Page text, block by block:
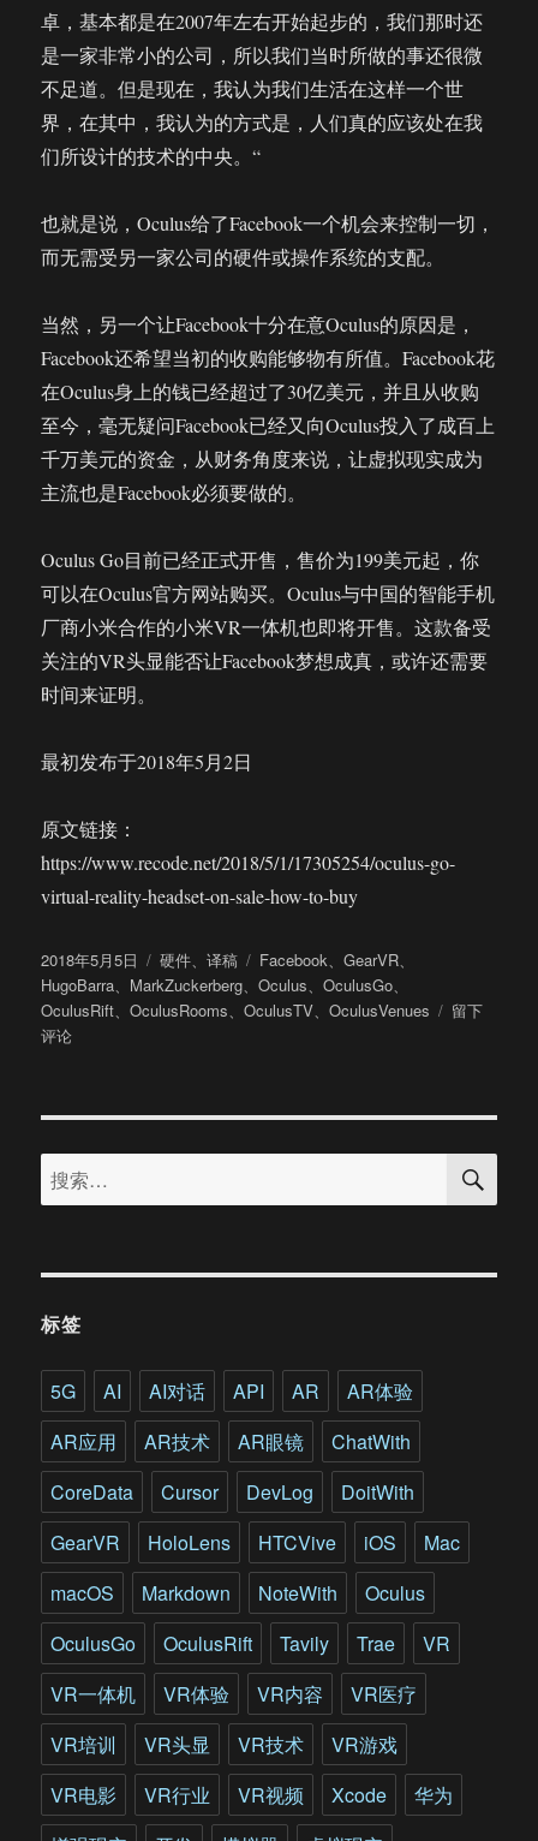
卓，基本都是在2007年左右开始起步的，我们那时还
是一家非常小的公司，所以我们当时所做的事还很微
不足道。但是现在，我认为我们生活在这样一个世
界，在其中，我认为的方式是，人们真的应该处在我
们所设计的技术的中央。“
也就是说，Oculus给了Facebook一个机会来控制一切，
而无需受另一家公司的硬件或操作系统的支配。
当然，另一个让Facebook十分在意Oculus的原因是，
Facebook还希望当初的收购能够物有所值。Facebook花
在Oculus身上的钱已经超过了30亿美元，并且从收购
至今，毫无疑问Facebook已经又向Oculus投入了成百上
千万美元的资金，从财务角度来说，让虚拟现实成为
主流也是Facebook必须要做的。
Oculus Go目前已经正式开售，售价为199美元起，你
可以在Oculus官方网站购买。Oculus与中国的智能手机
厂商小米合作的小米VR一体机也即将开售。这款备受
关注的VR头显能否让Facebook梦想成真，或许还需要
时间来证明。
最初发布于2018年5月2日
原文链接：
https://www.recode.net/2018/5/1/17305254/oculus-go-
virtual-reality-headset-on-sale-how-to-buy
发
布
于
2018年5月5日
分
类
硬件、译稿
标
签
Facebook、GearVR、
HugoBarra、 MarkZuckerberg、Oculus、OculusGo、
OculusRift、OculusRooms、OculusTV、OculusVenues
于
于
售
除
了
野
心
留下
评论
搜
索：
搜
标签
5G AI AI对话 API AR
AR体验
AR应用
AR技术 AR眼镜
ChatWith
CoreData
Cursor DevLog
DoitWith
GearVR
HoloLens HTCVive iOS
Mac
macOS
Markdown NoteWith
Oculus
OculusGo
OculusRift Tavily Trae
VR
VR一体机
VR体验 VR内容
VR医疗
VR培训
VR头显 VR技术
VR游戏
VR电影
VR行业 VR视频 Xcode
华为